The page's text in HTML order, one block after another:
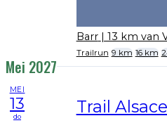
Barr | 13 km van
Trailrun 9 km 16 km
Mei 2027
MEI
13
do Trail